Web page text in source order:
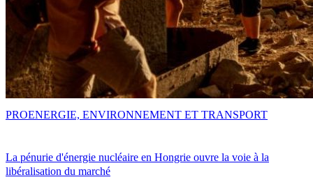
La pénurie d'énergie nucléaire en Hongrie ouvre la voie à la
libéralisation du marché
PROENERGIE, ENVIRONNEMENT ET TRANSPORT